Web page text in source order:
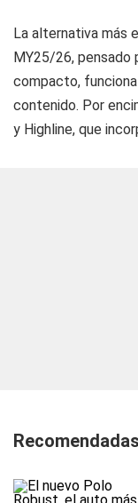
La alternativa más
MY25/26, pensado
compacto,
contenido. Por
y Highline, que
Recomendadas